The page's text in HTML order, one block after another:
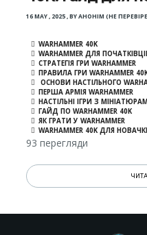
16 MAY , 2025,BYАНОНІМ (НЕ
WARHAMMER 40K
WARHAMMER ДЛЯ
СТРАТЕГІЯ ГРИ WARHAMMER
ПРАВИЛА ГРИ WARHAMMER
ОСНОВИ НАСТІЛЬНОГО
ПЕРША АРМІЯ WARHAMMER
НАСТІЛЬНІ ІГРИ З
ГАЙД ПО WARHAMMER 40K
ЯК ГРАТИ У WARHAMMER
WARHAMMER 40K ДЛЯ
93 перегляди